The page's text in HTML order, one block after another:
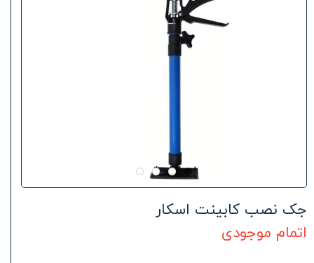
جک نصب کابینت اسکار
اتمام موجودی